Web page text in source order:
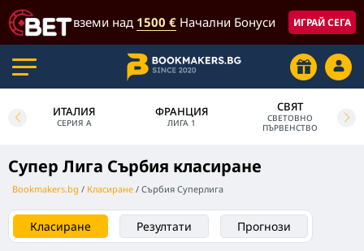
вземи над 1500 € Начални Бонуси ИГРАЙ СЕГА
ИТАЛИЯ
СЕРИЯ А
ФРАНЦИЯ
ЛИГА 1
СВЯТ
СВЕТОВНО
ПЪРВЕНСТВО
Супер Лига Сърбия класиране
Bookmakers.bg Класиране Сърбия Суперлига
Класиране Резултати Прогнози